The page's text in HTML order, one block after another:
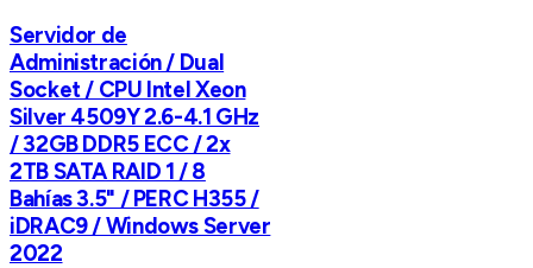
Servidor de
Administración / Dual
Socket / CPU Intel Xeon
Silver 4509Y 2.6-4.1 GHz
/ 32GB DDR5 ECC / 2x
2TB SATA RAID 1 / 8
Bahías 3.5" / PERC H355 /
iDRAC9 / Windows Server
2022